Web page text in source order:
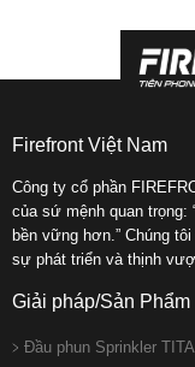
Firefront Việt Nam
Công ty cổ phần
của sứ mệnh quan trọng:
bền vững hơn.” Chúng
sự phát triển và thịnh
Giải pháp/Sản Phẩm
Đầu phun Sprinkler